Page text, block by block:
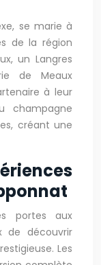
se marie à
de la région
un Langres
de Meaux
à leur
champagne
créant une
portes aux
de découvrir
Les